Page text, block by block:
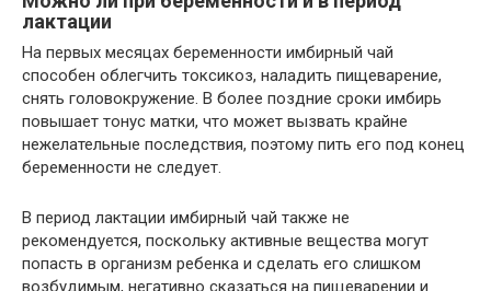
лактации
На первых месяцах беременности имбирный чай
способен облегчить токсикоз, наладить пищеварение,
снять головокружение. В более поздние сроки имбирь
повышает тонус матки, что может вызвать крайне
нежелательные последствия, поэтому пить его под конец
беременности не следует.
В период лактации имбирный чай также не
рекомендуется, поскольку активные вещества могут
попасть в организм ребенка и сделать его слишком
возбудимым, негативно сказаться на пищеварении и